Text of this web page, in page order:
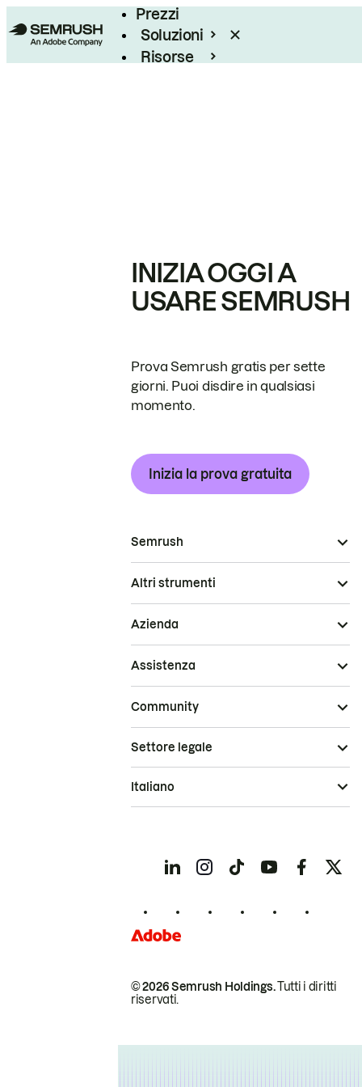
Prezzi
Soluzioni
Risorse
INIZIA OGGI A
USARE SEMRUSH
Prova Semrush gratis per sette
giorni. Puoi disdire in qualsiasi
momento.
Inizia la prova gratuita
Semrush
Altri strumenti
Azienda
Assistenza
Community
© 2026 Semrush Holdings.Tutti i diritti
riservati.
Settore legale
Italiano